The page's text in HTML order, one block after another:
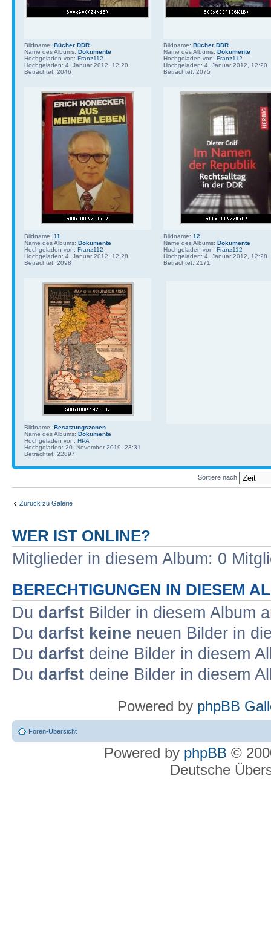
Bildname: Bücher DDR
Name des Albums: Dokumente
Hochgeladen von: Franz112
Hochgeladen: 4. Januar 2012, 12:20
Betrachtet: 2046
Bildname: Bücher DDR
Name des Albums: Dokumente
Hochgeladen von: Franz112
Hochgeladen: 4. Januar 2012, 12:20
Betrachtet: 2075
Bildname: 11
Name des Albums: Dokumente
Hochgeladen von: Franz112
Hochgeladen: 4. Januar 2012, 12:28
Betrachtet: 2098
Bildname: 12
Name des Albums: Dokumente
Hochgeladen von: Franz112
Hochgeladen: 4. Januar 2012, 12:28
Betrachtet: 2171
Bildname: Besatzungszonen
Name des Albums: Dokumente
Hochgeladen von: HPA
Hochgeladen: 20. November 2019, 23:31
Betrachtet: 22897
Sortiere nach
Zurück zu Galerie
WER IST ONLINE?
Mitglieder in diesem Album: 0
BERECHTIGUNGEN IN DIESEM
Du darfst Bilder in diesem Album
Du darfst keine neuen Bilder in
Du darfst deine Bilder in diesem
Du darfst deine Bilder in diesem
Powered by phpBB
Foren-Übersicht
Powered by phpBB ©
Deutsche